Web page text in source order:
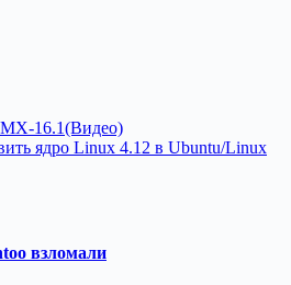
16.1(Видео)
ядро Linux 4.12 в Ubuntu/Linux
взломали